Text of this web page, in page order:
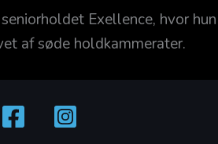
Exellence, hvor hun
af søde holdkammerater.